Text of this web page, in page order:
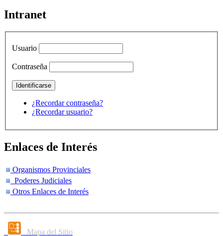
Intranet
Usuario
Contraseña
¿Recordar contraseña?
¿Recordar usuario?
Enlaces de Interés
Organismos Provinciales
Poderes Judiciales
Otros Enlaces de Interés
Mapa del Sitio